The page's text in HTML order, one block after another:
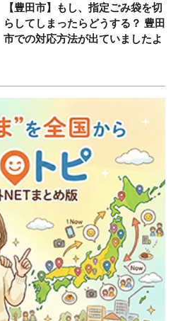
【豊田市】もし、指定ごみ袋を切
らしてしまったらどうする？ 豊田
市での対応方法が出ていましたよ